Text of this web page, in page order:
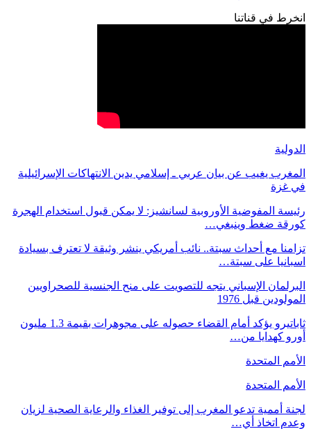
انخرط في قناتنا
الدولية
المغرب يغيب عن بيان عربي ـ إسلامي يدين الانتهاكات الإسرائيلية
في غزة
رئيسة المفوضية الأوروبية لسانشيز: لا يمكن قبول استخدام الهجرة
كورقة ضغط وينبغي…
تزامنا مع أحداث سبتة.. نائب أمريكي ينشر وثيقة لا تعترف بسيادة
اسبانيا على سبتة…
البرلمان الإسباني يتجه للتصويت على منح الجنسية للصحراويين
المولودين قبل 1976
ثاباتيرو يؤكد أمام القضاء حصوله على مجوهرات بقيمة 1.3 مليون
أورو كهدايا من…
الأمم المتحدة
الأمم المتحدة
لجنة أممية تدعو المغرب إلى توفير الغذاء والرعاية الصحية لزيان
وعدم اتخاذ أي…